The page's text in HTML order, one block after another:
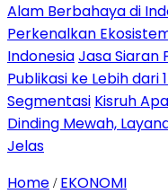
Alam Berbahaya di
Perkenalkan
IndonesiaJasa Siaran
Publikasi ke Lebih dari
Segmentasi Kisruh
Dinding Mewah,
Jelas
Home / EKONOMI